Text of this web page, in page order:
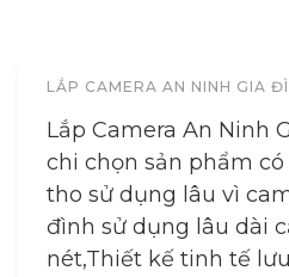
LẮP CAMERA AN NINH GIA
Lắp Camera An Ninh
chi chọn sản phẩm
tho sử dụng lâu vì
đình sử dụng lâu dài
nét,Thiết kế tinh tế